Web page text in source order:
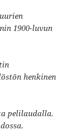
1900-luvun
henkinen
pelilaudalla.